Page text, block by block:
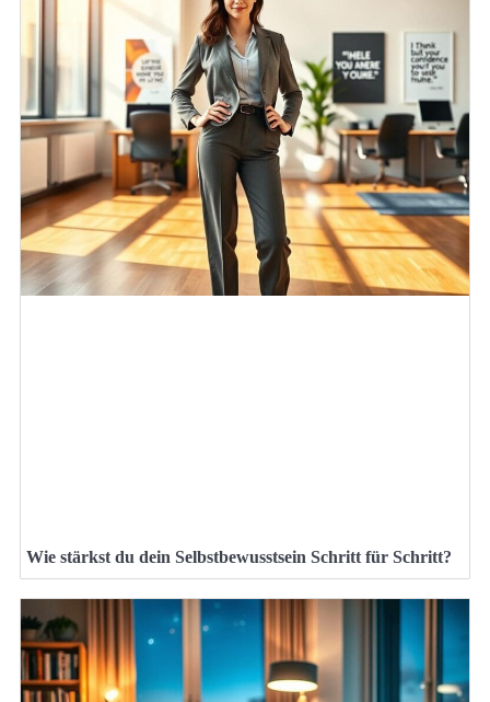
Wie stärkst du dein Selbstbewusstsein Schritt für Schritt?